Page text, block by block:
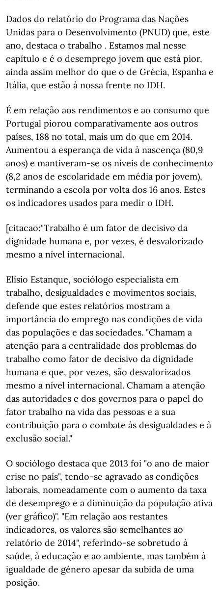
Dados do relatório do Programa das Nações
Unidas para o Desenvolvimento (PNUD) que, este
ano, destaca o trabalho . Estamos mal nesse
capítulo e é o desemprego jovem que está pior,
ainda assim melhor do que o de Grécia, Espanha e
Itália, que estão à nossa frente no IDH.
É em relação aos rendimentos e ao consumo que
Portugal piorou comparativamente aos outros
países, 188 no total, mais um do que em 2014.
Aumentou a esperança de vida à nascença (80,9
anos) e mantiveram-se os níveis de conhecimento
(8,2 anos de escolaridade em média por jovem),
terminando a escola por volta dos 16 anos. Estes
os indicadores usados para medir o IDH.
[citacao:"Trabalho é um fator de decisivo da
dignidade humana e, por vezes, é desvalorizado
mesmo a nível internacional.
Elísio Estanque, sociólogo especialista em
trabalho, desigualdades e movimentos sociais,
defende que estes relatórios mostram a
importância do emprego nas condições de vida
das populações e das sociedades. "Chamam a
atenção para a centralidade dos problemas do
trabalho como fator de decisivo da dignidade
humana e que, por vezes, são desvalorizados
mesmo a nível internacional. Chamam a atenção
das autoridades e dos governos para o papel do
fator trabalho na vida das pessoas e a sua
contribuição para o combate às desigualdades e à
exclusão social."
O sociólogo destaca que 2013 foi "o ano de maior
crise no país", tendo-se agravado as condições
laborais, nomeadamente com o aumento da taxa
de desemprego e a diminuição da população ativa
(ver gráfico)". "Em relação aos restantes
indicadores, os valores são semelhantes ao
relatório de 2014", referindo-se sobretudo à
saúde, à educação e ao ambiente, mas também à
igualdade de género apesar da subida de uma
posição.